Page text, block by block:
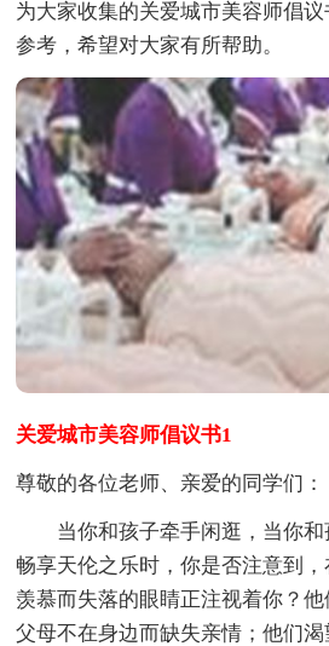
为大家收集的关爱城市美容师倡
参考，希望对大家有所帮助。
关爱城市美容师倡议书1
尊敬的各位老师、亲爱的同学们：
当你和孩子牵手闲逛，当你和
畅享天伦之乐时，你是否注意到
羡慕而失落的眼睛正注视着你？
父母不在身边而缺失亲情；他们